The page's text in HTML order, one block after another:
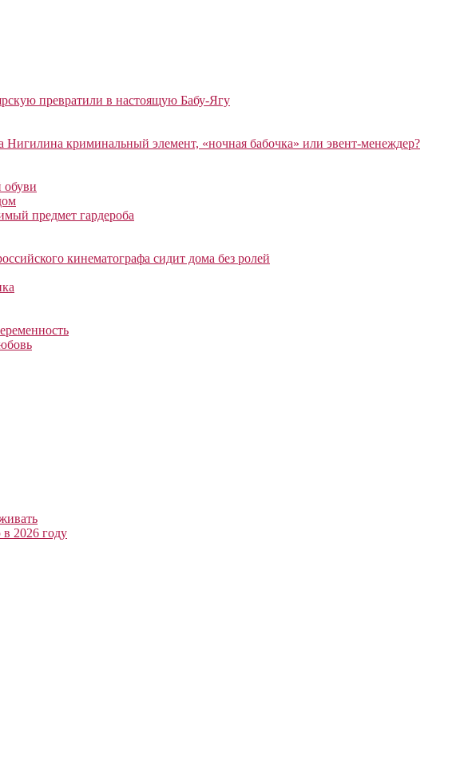
превратили в настоящую Бабу-Ягу
Нигилина криминальный элемент, «ночная бабочка» или эвент-менеждер?
обуви
предмет гардероба
кинематографа сидит дома без ролей
2026 году